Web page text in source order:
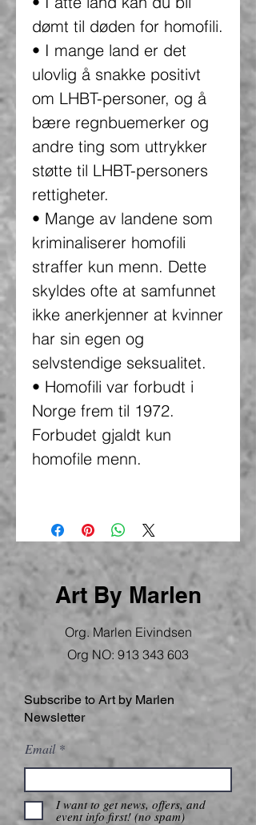
dømt til døden for homofili.
• I mange land er det
ulovlig å snakke positivt
om LHBT-personer, og å
bære regnbuemerker og
andre ting som uttrykker
støtte til LHBT-personers
rettigheter.
• Mange av landene som
kriminaliserer homofili
straffer kun menn. Dette
skyldes ofte at samfunnet
ikke anerkjenner at kvinner
har sin egen og
selvstendige seksualitet.
• Homofili var forbudt i
Norge frem til 1972.
Forbudet gjaldt kun
homofile menn.
Art By Marlen
Subscribe to Art by Marlen
Newsletter
Email
I want to get news, offers, and
event info first! (no spam)
Org. Marlen Eivindsen
Org NO: 913 343 603